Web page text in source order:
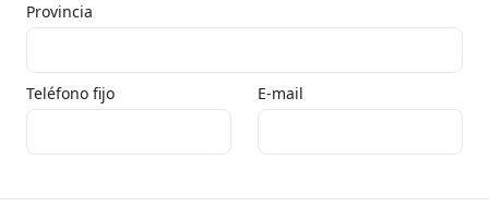
Provincia
Teléfono fijo E-mail